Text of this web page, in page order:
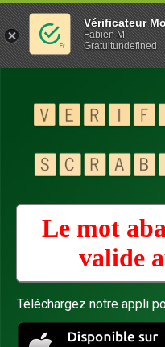
Le mot
valide
Téléchargez notre appli
Vérificateur
Fabien M
Gratuitundefined